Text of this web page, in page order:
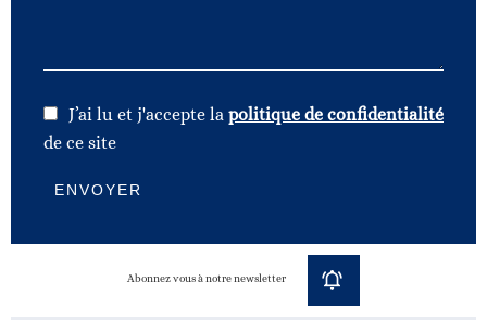
J’ai lu et j'accepte la politique de confidentialité
de ce site
ENVOYER
Abonnez vous à notre newsletter